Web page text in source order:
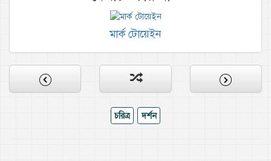
মার্ক টোয়েইন
চরিত্র দর্শন